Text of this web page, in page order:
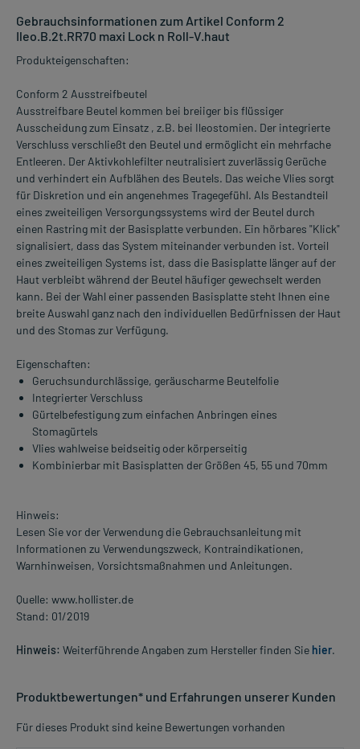
Gebrauchsinformationen zum Artikel Conform 2
Ileo.B.2t.RR70 maxi Lock n Roll-V.haut
Produkteigenschaften:
Conform 2 Ausstreifbeutel
Ausstreifbare Beutel kommen bei breiiger bis flüssiger
Ausscheidung zum Einsatz , z.B. bei Ileostomien. Der integrierte
Verschluss verschließt den Beutel und ermöglicht ein mehrfache
Entleeren. Der Aktivkohlefilter neutralisiert zuverlässig Gerüche
und verhindert ein Aufblähen des Beutels. Das weiche Vlies sorgt
für Diskretion und ein angenehmes Tragegefühl. Als Bestandteil
eines zweiteiligen Versorgungssystems wird der Beutel durch
einen Rastring mit der Basisplatte verbunden. Ein hörbares "Klick"
signalisiert, dass das System miteinander verbunden ist. Vorteil
eines zweiteiligen Systems ist, dass die Basisplatte länger auf der
Haut verbleibt während der Beutel häufiger gewechselt werden
kann. Bei der Wahl einer passenden Basisplatte steht Ihnen eine
breite Auswahl ganz nach den individuellen Bedürfnissen der Haut
und des Stomas zur Verfügung.
Eigenschaften:
Geruchsundurchlässige, geräuscharme Beutelfolie
Integrierter Verschluss
Gürtelbefestigung zum einfachen Anbringen eines
Stomagürtels
Vlies wahlweise beidseitig oder körperseitig
Kombinierbar mit Basisplatten der Größen 45, 55 und 70mm
Hinweis:
Lesen Sie vor der Verwendung die Gebrauchsanleitung mit
Informationen zu Verwendungszweck, Kontraindikationen,
Warnhinweisen, Vorsichtsmaßnahmen und Anleitungen.
Quelle: www.hollister.de
Stand: 01/2019
Hinweis: Weiterführende Angaben zum Hersteller finden Sie hier.
Produktbewertungen* und Erfahrungen unserer Kunden
Für dieses Produkt sind keine Bewertungen vorhanden